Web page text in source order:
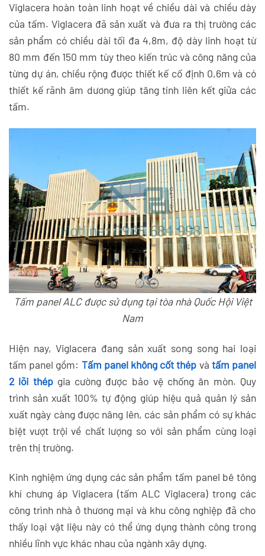
Viglacera hoàn toàn linh hoạt về chiều dài và chiều dày
của tấm. Viglacera đã sản xuất và đưa ra thị trường các
sản phẩm có chiều dài tối đa 4,8m, độ dày linh hoạt từ
80 mm đến 150 mm tùy theo kiến trúc và công năng của
từng dự án, chiều rộng được thiết kế cố định 0,6m và có
thiết kế rãnh âm dương giúp tăng tính liên kết giữa các
tấm.
Tấm panel ALC được sử dụng tại tòa nhà Quốc Hội Việt
Nam
Hiện nay, Viglacera đang sản xuất song song hai loại
tấm panel gồm: Tấm panel không cốt thép và tấm panel
2 lõi thépgia cường được bảo vệ chống ăn mòn. Quy
trình sản xuất 100% tự động giúp hiệu quả quản lý sản
xuất ngày càng được nâng lên, các sản phẩm có sự khác
biệt vượt trội về chất lượng so với sản phẩm cùng loại
trên thị trường.
Kinh nghiệm ứng dụng các sản phẩm tấm panel bê tông
khí chưng áp Viglacera (tấm ALC Viglacera) trong các
công trình nhà ở thương mại và khu công nghiệp đã cho
thấy loại vật liệu này có thể ứng dụng thành công trong
nhiều lĩnh vực khác nhau của ngành xây dựng.